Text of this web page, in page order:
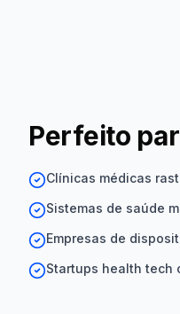
Perfeito
Clínicas médicas
Sistemas de saúde
Empresas de
Startups health tech